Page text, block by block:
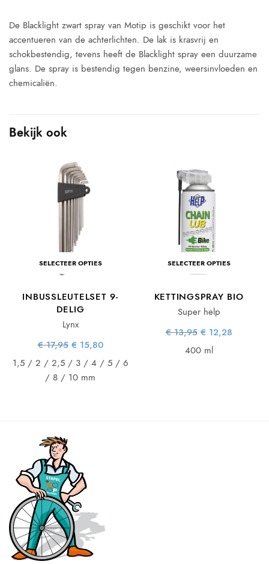
De Blacklight zwart spray van Motip is geschikt voor het
accentueren van de achterlichten. De lak is krasvrij en
schokbestendig, tevens heeft de Blacklight spray een duurzame
glans. De spray is bestendig tegen benzine, weersinvloeden en
chemicaliën.
Bekijk ook
SELECTEER OPTIES
INBUSSLEUTELSET 9-
DELIG
Lynx
€17,95 Oorspronkelijke
prijs was:
€ 17,95.
€ 15,80
€ 15,80.
1,5 / 2 / 2,5 / 3 / 4 / 5 / 6
/ 8 / 10 mm
SELECTEER OPTIES
KETTINGSPRAY BIO
Super help
€13,95 Oorspronkelijke
prijs was:
€ 12,28
400 ml